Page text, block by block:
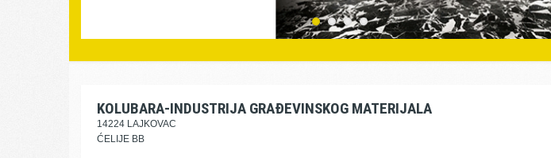
KOLUBARA-INDUSTRIJA GRAĐEVINSKOG MATERIJALA
14224 LAJKOVAC
ĆELIJE BB